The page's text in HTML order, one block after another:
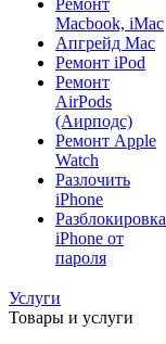
Ремонт
Macbook, iMac
Апгрейд Mac
Ремонт iPod
Ремонт
AirPods
(Аирподс)
Ремонт Apple
Watch
Разлочить
iPhone
Разблокировка
iPhone от
пароля
Услуги
Товары и услуги